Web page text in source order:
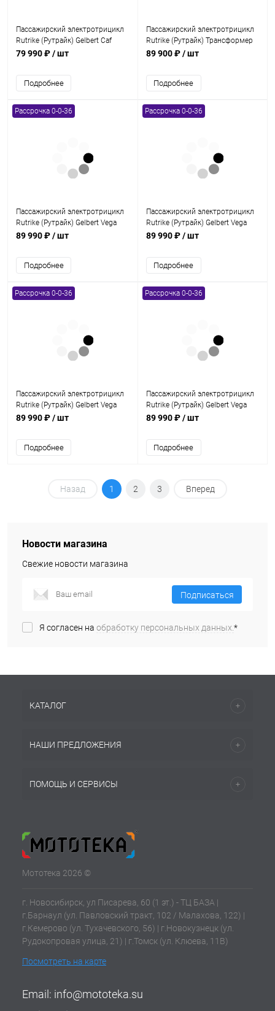
Пассажирский электротрицикл
Rutrike (Рутрайк) Gelbert Caf
48V/60V 600Вт
79 990 ₽/ шт
Подробнее
Пассажирский электротрицикл
Rutrike (Рутрайк) Трансформер
89 900 ₽/ шт
Подробнее
Рассрочка 0-0-36
Пассажирский электротрицикл
Rutrike (Рутрайк) Gelbert Vega
48V/60V 600Вт Голубой
89 990 ₽/ шт
Подробнее
Рассрочка 0-0-36
Пассажирский электротрицикл
Rutrike (Рутрайк) Gelbert Vega
48V/60V 600Вт Зеленый
89 990 ₽/ шт
Подробнее
Рассрочка 0-0-36
Пассажирский электротрицикл
Rutrike (Рутрайк) Gelbert Vega
48V/60V 600Вт Красный
89 990 ₽/ шт
Подробнее
Рассрочка 0-0-36
Пассажирский электротрицикл
Rutrike (Рутрайк) Gelbert Vega
48V/60V 600Вт Фиолетовый
89 990 ₽/ шт
Подробнее
Назад 1 2 3 Вперед
Новости магазина
Свежие новости магазина
Подписаться
Я согласен на обработку персональных данных.*
КАТАЛОГ
НАШИ ПРЕДЛОЖЕНИЯ
ПОМОЩЬ И СЕРВИСЫ
Мототека 2026 ©
г. Новосибирск, ул Писарева, 60 (1 эт.) - ТЦ БАЗА |
г.Барнаул (ул. Павловский тракт, 102 / Малахова, 122) |
г.Кемерово (ул. Тухачевского, 56) | г.Новокузнецк (ул.
Рудокопровая улица, 21) | г.Томск (ул. Клюева, 11В)
Посмотреть на карте
Email: info@mototeka.su